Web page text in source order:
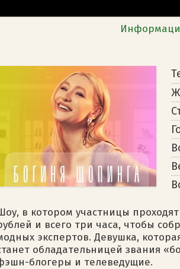
в котором участницы
и всего три часа, чтобы
экспертов. Девушка,
обладательницей звания
блогеры и телеведущие.